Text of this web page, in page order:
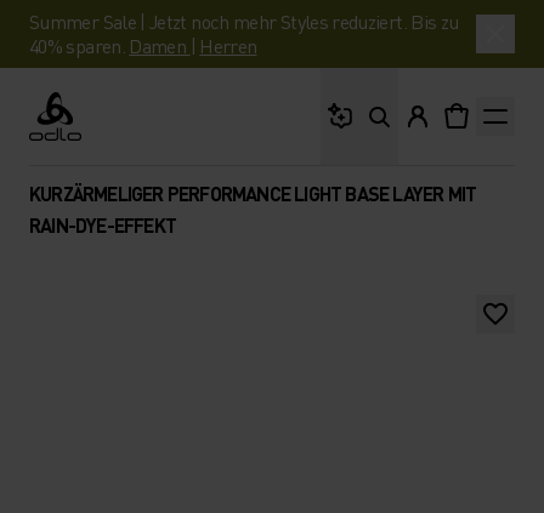
Summer Sale | Jetzt noch mehr Styles reduziert. Bis zu
40% sparen. Damen | Herren
Odlo
KURZÄRMELIGER PERFORMANCE LIGHT BASE LAYER MIT
RAIN-DYE-EFFEKT